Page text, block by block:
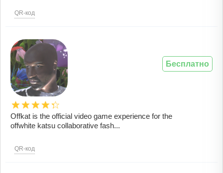
QR-код
Offkat is the official video game experience for the
offwhite katsu collaborative fash...
QR-код
Бесплатно